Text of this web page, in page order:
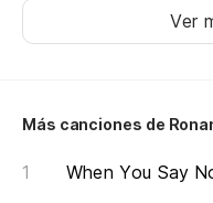
Ver
Más canciones de
When You Say